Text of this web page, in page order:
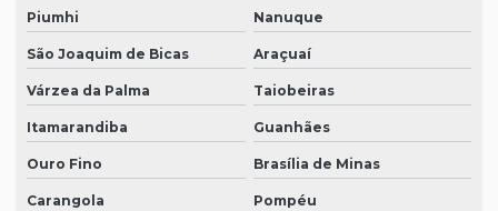
Piumhi Nanuque
São Joaquim de Bicas Araçuaí
Várzea da Palma Taiobeiras
Itamarandiba Guanhães
Ouro Fino Brasília de Minas
Carangola Pompéu